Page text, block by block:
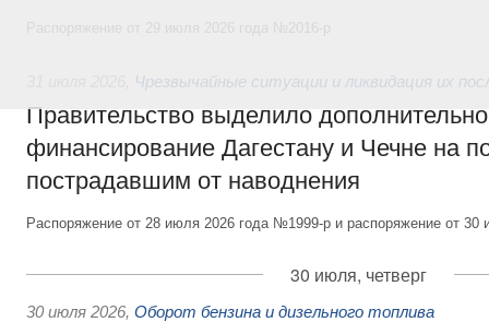
Чрезвычайные ситуации и ликвидация их
Правительство выделило
финансирование Дагестану и Чечне на
пострадавшим от наводнения
Распоряжение от 28 июля 2026 года №1999-р и распоряжение от
30 июля, четверг
30 июля 2026, Оборот бензина и дизельного топлива